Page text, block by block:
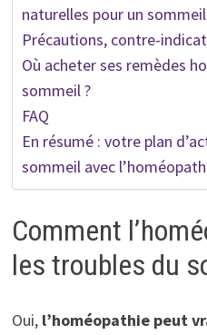
naturelles pour un
Précautions, contre-
Où acheter ses remèdes
sommeil ?
FAQ
En résumé : votre plan
sommeil avec
Comment
les troubles du
Oui, l’homéopathie peut